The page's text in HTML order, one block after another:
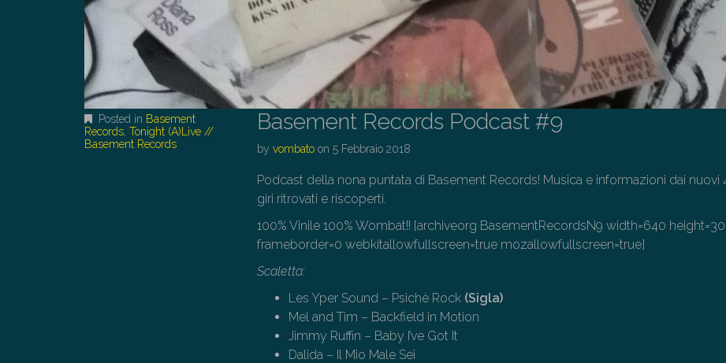
Posted in Basement
Records Tonight (A)Live //
Basement Records
Basement Records Podcast #9
byvombato on5 Febbraio 2018
Podcast della nona puntata di Basement Records! Musica e informazioni dai nuovi
giri ritrovati e riscoperti.
100% Vinile 100% Wombat!! [archiveorg BasementRecordsN9 width=640 height=30
frameborder=0 webkitallowfullscreen=true mozallowfullscreen=true]
Scaletta:
Les Yper Sound – Psichè Rock (Sigla)
Mel and Tim – Backfield in Motion
Jimmy Ruffin – Baby I’ve Got It
Dalida – Il Mio Male Sei